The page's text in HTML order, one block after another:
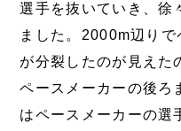
選手を抜いていき、徐
ました。2000m辺りで
が分裂したのが見えた
ペースメーカーの後ろ
はペースメーカーの選